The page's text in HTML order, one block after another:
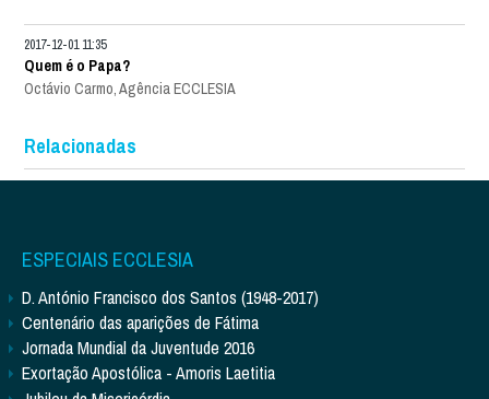
2017-12-01 11:35
Quem é o Papa?
Octávio Carmo, Agência ECCLESIA
Relacionadas
ESPECIAIS ECCLESIA
D. António Francisco dos Santos (1948-2017)
Centenário das aparições de Fátima
Jornada Mundial da Juventude 2016
Exortação Apostólica - Amoris Laetitia